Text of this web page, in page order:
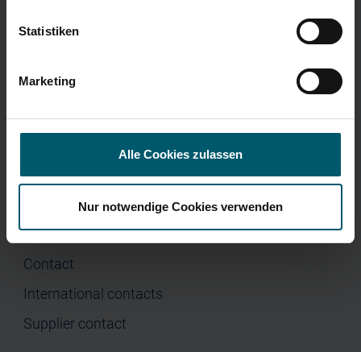
Statistiken
Marketing
Alle Cookies zulassen
Nur notwendige Cookies verwenden
Company
Press
Contact
Contact
International contacts
Supplier contact